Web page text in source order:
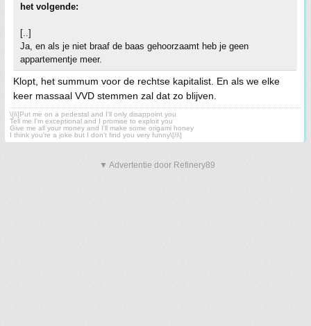
het volgende:
[..]
Ja, en als je niet braaf de baas gehoorzaamt heb je geen
appartementje meer.
Klopt, het summum voor de rechtse kapitalist. En als we elke
keer massaal VVD stemmen zal dat zo blijven.
\[i\]Put me on a pedestal and I'll only disappoint you
Tell me I'm exceptional and I promise to exploit you
Give me all your money and I'll make some origami honey
I think you're a joke but I don't find you very funny\[/i\]
▼ Advertentie door Refinery89